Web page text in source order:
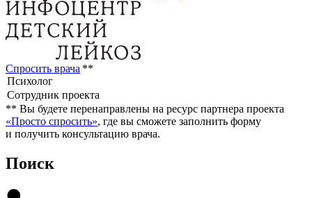
Спросить врача **
** Вы будете перенаправлены на ресурс партнера проекта
«Просто спросить», где вы сможете заполнить форму
и получить консультацию врача.
Поиск